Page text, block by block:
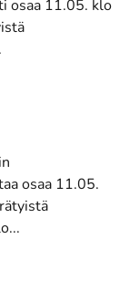
osaa 11.05. klo
osaa 11.05.